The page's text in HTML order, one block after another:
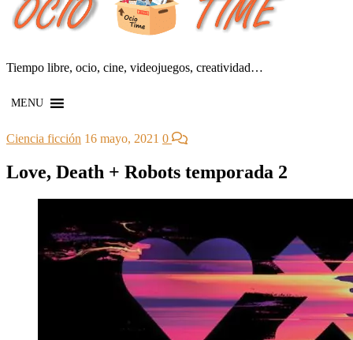
Tiempo libre, ocio, cine, videojuegos, creatividad…
MENU
Ciencia ficción 16 mayo, 2021 0
Love, Death + Robots temporada 2